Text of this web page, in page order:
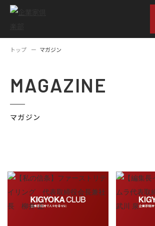
トップ マガジン
MAGAZINE
マガジン